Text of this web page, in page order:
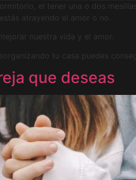
el tener una o dos
atrayendo el amor o no.
nuestra vida y el amor.
tu casa puedes
que deseas